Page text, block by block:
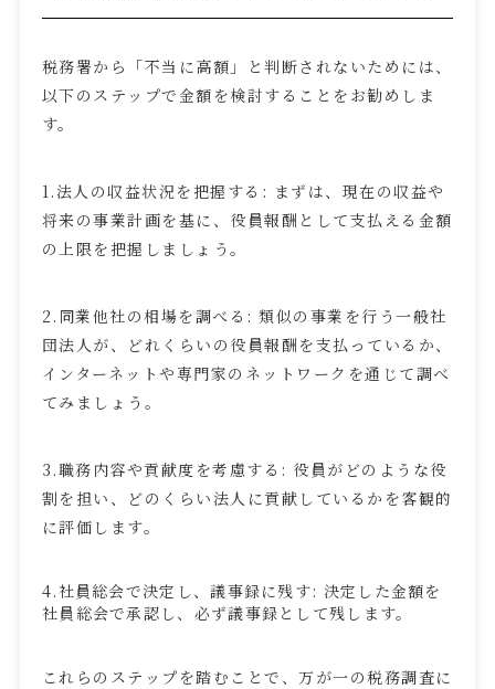
税務署から「不当に高額」と判断されないためには、
以下のステップで金額を検討することをお勧めしま
す。
1.法人の収益状況を把握する : まずは、現在の収益や
将来の事業計画を基に、役員報酬として支払える金額
の上限を把握しましょう。
2.同業他社の相場を調べる :類似の事業を行う一般社
団法人が、どれくらいの役員報酬を支払っているか、
インターネットや専門家のネットワークを通じて調べ
てみましょう。
3.職務内容や貢献度を考慮する : 役員がどのような役
割を担い、どのくらい法人に貢献しているかを客観的
に評価します。
4.社員総会で決定し、議事録に残す: 決定した金額を
社員総会で承認し、必ず議事録として残します。
これらのステップを踏むことで、万が一の税務調査に